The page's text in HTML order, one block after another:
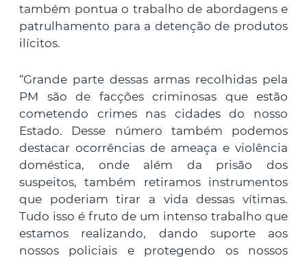
também pontua o trabalho de abordagens e
patrulhamento para a detenção de produtos
ilícitos.
“Grande parte dessas armas recolhidas pela
PM são de facções criminosas que estão
cometendo crimes nas cidades do nosso
Estado. Desse número também podemos
destacar ocorrências de ameaça e violência
doméstica, onde além da prisão dos
suspeitos, também retiramos instrumentos
que poderiam tirar a vida dessas vítimas.
Tudo isso é fruto de um intenso trabalho que
estamos realizando, dando suporte aos
nossos policiais e protegendo os nossos